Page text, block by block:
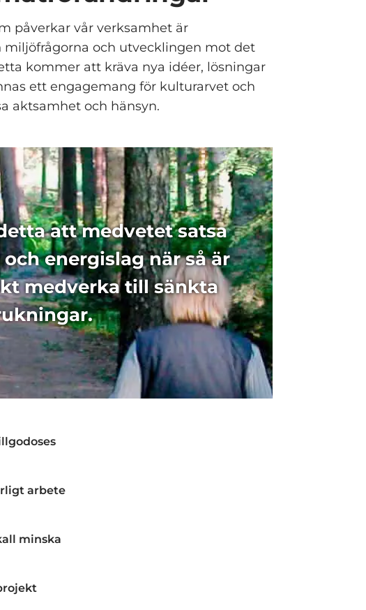
påverkar vår verksamhet är
och utvecklingen mot det
kommer att kräva nya idéer, lösningar
ett engagemang för kulturarvet och
aktsamhet och hänsyn.
att medvetet satsa
energislag när så är
medverka till sänkta
arbete
minska